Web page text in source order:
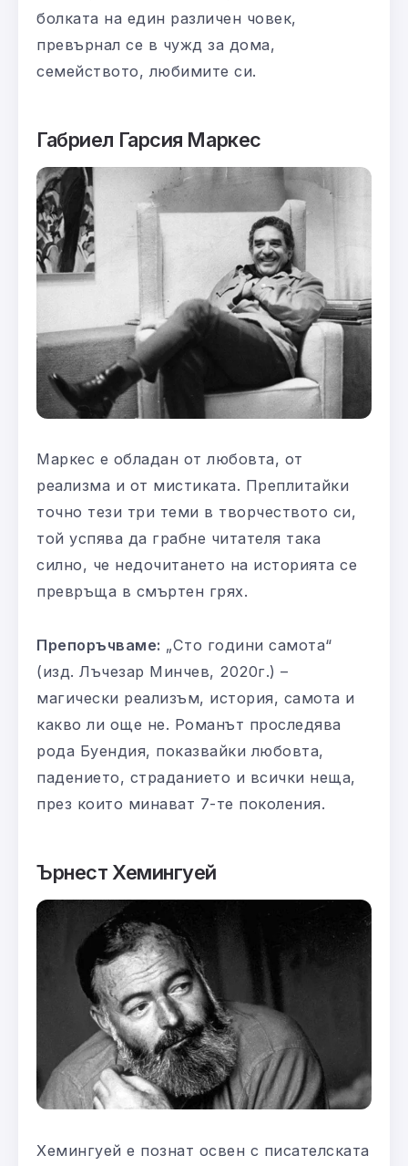
болката на един различен човек,
превърнал се в чужд за дома,
семейството, любимите си.
Габриел Гарсия Маркес
Маркес е обладан от любовта, от
реализма и от мистиката. Преплитайки
точно тези три теми в творчеството си,
той успява да грабне читателя така
силно, че недочитането на историята се
превръща в смъртен грях.
Препоръчваме: „Сто години самота“
(изд. Лъчезар Минчев, 2020г.) –
магически реализъм, история, самота и
какво ли още не. Романът проследява
рода Буендия, показвайки любовта,
падението, страданието и всички неща,
през които минават 7-те поколения.
Ърнест Хемингуей
Хемингуей е познат освен с писателската